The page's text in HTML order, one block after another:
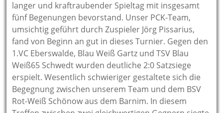
langer und kraftraubender Spieltag mit insgesamt
fünf Begenungen bevorstand. Unser PCK-Team,
umsichtig geführt durch Zuspieler Jörg Pissarius,
fand von Beginn an gut in dieses Turnier. Gegen den
1.VC Eberswalde, Blau Weiß Gartz und TSV Blau
Weiß65 Schwedt wurden deutliche 2:0 Satzsiege
erspielt. Wesentlich schwieriger gestaltete sich die
Begegnung zwischen unserem Team und dem BSV
Rot-Weiß Schönow aus dem Barnim. In diesem